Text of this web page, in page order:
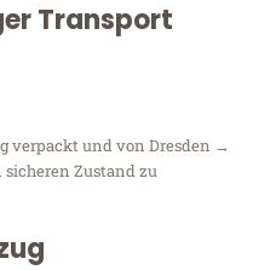
Transport
verpackt und von Dresden →
Zustand zu